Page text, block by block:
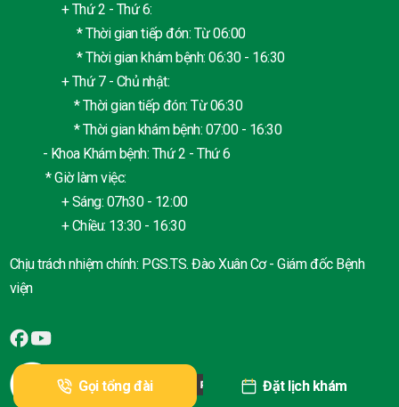
Gọi tổng đài Đặt lịch khám
+ Thứ 2 - Thứ 6:
* Thời gian tiếp đón: Từ 06:00
* Thời gian khám bệnh: 06:30 - 16:30
+ Thứ 7 - Chủ nhật:
* Thời gian tiếp đón: Từ 06:30
* Thời gian khám bệnh: 07:00 - 16:30
- Khoa Khám bệnh: Thứ 2 - Thứ 6
* Giờ làm việc:
+ Sáng: 07h30 - 12:00
+ Chiều: 13:30 - 16:30
Chịu trách nhiệm chính: PGS.TS. Đào Xuân Cơ - Giám đốc Bệnh
viện